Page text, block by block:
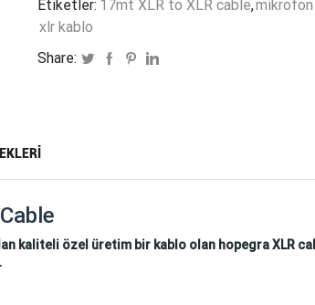
Etiketler: 17mt XLR to XLR cable,
xlr kablo
Share:
kaliteli özel üretim bir kablo olan hopegra XLR